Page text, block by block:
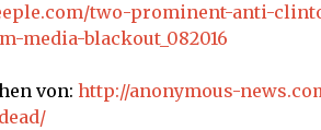
two-prominent-anti-
media-blackout_082016
von: http://anonymous-